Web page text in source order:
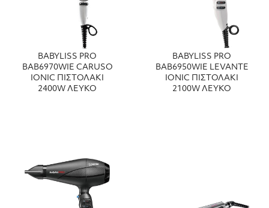
BABYLISS PRO
BAB6970WIE CARUSO
IONIC ΠΙΣΤΟΛΑΚΙ
2400W ΛΕΥΚΟ
BABYLISS PRO
BAB6950WIE LEVANTE
IONIC ΠΙΣΤΟΛΑΚΙ
2100W ΛΕΥΚΟ